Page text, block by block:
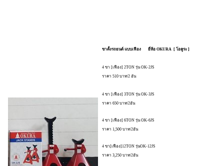
ขาตั้งรถยนต์ แบบเฟือง ยี่ห้อ OKURA [ โอคูระ ]
4 ขา [เฟือง] 2TON รุ่น OK-2JS
ราคา 510 บาท/2 อัน
4 ขา [เฟือง] 3TON รุ่น OK-3JS
ราคา 650 บาท/2อัน
4 ขา [เฟือง] 6TON รุ่น OK-6JS
ราคา 1,500 บาท/2อัน
4 ขา[เฟือง]12TON รุ่นOK-12JS
ราคา 3,250 บาท/2อัน